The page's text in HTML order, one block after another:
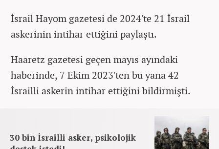
İsrail Hayom gazetesi de 2024'te 21 İsrail
askerinin intihar ettiğini paylaştı.
Haaretz gazetesi geçen mayıs ayındaki
haberinde, 7 Ekim 2023'ten bu yana 42
İsrailli askerin intihar ettiğini bildirmişti.
30 bin İsrailli asker, psikolojik